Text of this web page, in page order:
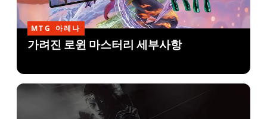
MTG 아레나
가려진 로윈 마스터리 세부사항